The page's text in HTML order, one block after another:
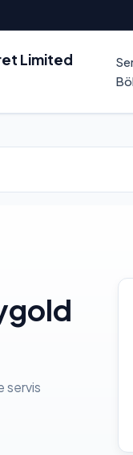
Limited
servis